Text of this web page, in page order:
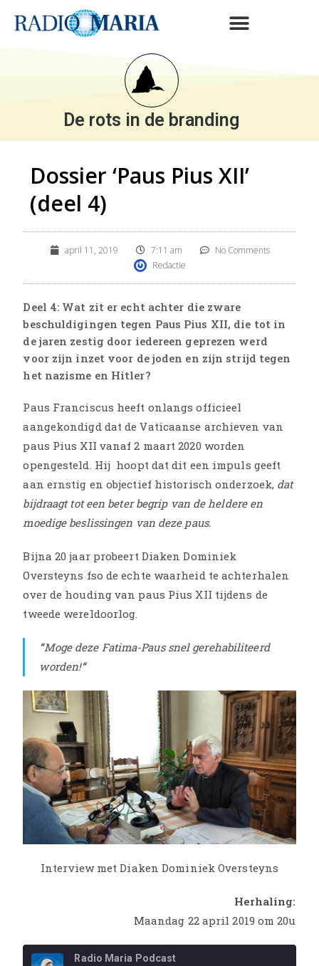
De rots in de branding
Dossier ‘Paus Pius XII’
(deel 4)
april 11, 2019 7:11 am
No Comments
Redactie
Deel 4: Wat zit er echt achter die zware
beschuldigingen tegen Paus Pius XII, die tot in
de jaren zestig door iedereen geprezen werd
voor zijn inzet voor de joden en zijn strijd tegen
het nazisme en Hitler?
Paus Franciscus heeft onlangs officieel
aangekondigd dat de Vaticaanse archieven van
paus Pius XII vanaf 2 maart 2020 worden
opengesteld. Hij hoopt dat dit een impuls geeft
aan ernstig en objectief historisch onderzoek, dat
bijdraagt tot een beter begrip van de heldere en
moedige beslissingen van deze paus.
Bijna 20 jaar probeert Diaken Dominiek
Oversteyns fso de echte waarheid te achterhalen
over de houding van paus Pius XII tijdens de
tweede wereldoorlog.
“Moge deze Fatima-Paus snel gerehabiliteerd
worden!“
Interview met Diaken Dominiek Oversteyns
Herhaling:
Maandag 22 april 2019 om 20u
Radio Maria Podcast